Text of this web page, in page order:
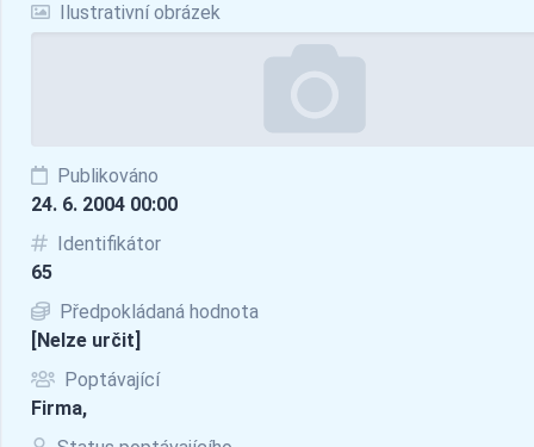
Ilustrativní obrázek
Publikováno
24. 6. 2004 00:00
Identifikátor
65
Předpokládaná hodnota
[Nelze určit]
Poptávající
Firma,